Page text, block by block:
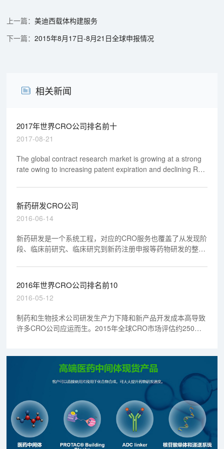
美迪西载体构建服务
2015年8月17日-8月21日全球申报情况
相关新闻
2017年世界CRO公司排名前十
2017-08-21
The global contract research market is growing at a strong
rate owing to increasing patent expiration and declining R&D
新药研发CRO公司
2016-06-14
新药研发是一个系统工程，对应的CRO服务也覆盖了从发现阶
段、临床前研究、临床研究到新药注册申报等药物研发的整个
2016年世界CRO公司排名前10
2016-05-12
制药和生物技术公司研发生产力下降和新产品开发成本高导致
许多CRO公司应运而生。2015年全球CRO市场评估约250亿